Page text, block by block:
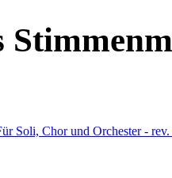
Soli, Chor und Orchester -